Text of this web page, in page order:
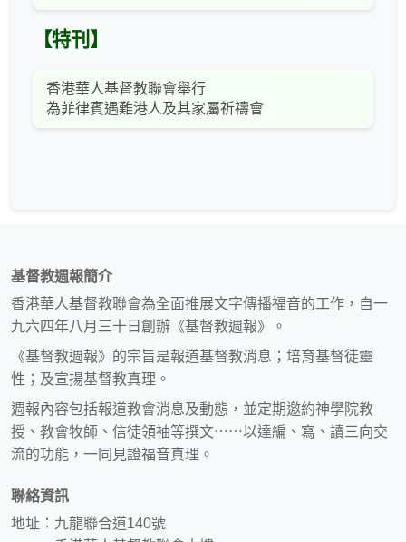
【特刊】
香港華人基督教聯會舉行
為菲律賓遇難港人及其家屬祈禱會
基督教週報簡介
香港華人基督教聯會為全面推展文字傳播福音的工作，自一
九六四年八月三十日創辦《基督教週報》。
《基督教週報》的宗旨是報道基督教消息；培育基督徒靈
性；及宣揚基督教真理。
週報內容包括報道教會消息及動態，並定期邀約神學院教
授、教會牧師、信徒領袖等撰文⋯⋯以達編、寫、讀三向交
流的功能，一同見證福音真理。
聯絡資訊
地址：九龍聯合道140號